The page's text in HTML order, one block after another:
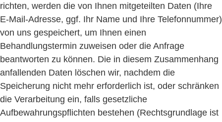
richten, werden die von Ihnen mitgeteilten Daten (Ihre
E-Mail-Adresse, ggf. Ihr Name und Ihre Telefonnummer)
von uns gespeichert, um Ihnen einen
Behandlungstermin zuweisen oder die Anfrage
beantworten zu können. Die in diesem Zusammenhang
anfallenden Daten löschen wir, nachdem die
Speicherung nicht mehr erforderlich ist, oder schränken
die Verarbeitung ein, falls gesetzliche
Aufbewahrungspflichten bestehen (Rechtsgrundlage ist